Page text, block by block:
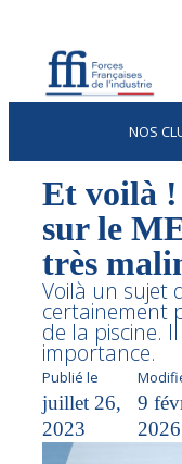
NOS
Et voilà
sur le
très
Voilà un sujet
certainement
de la piscine.
importance.
Publié le
juillet 26,
2023
9
2026